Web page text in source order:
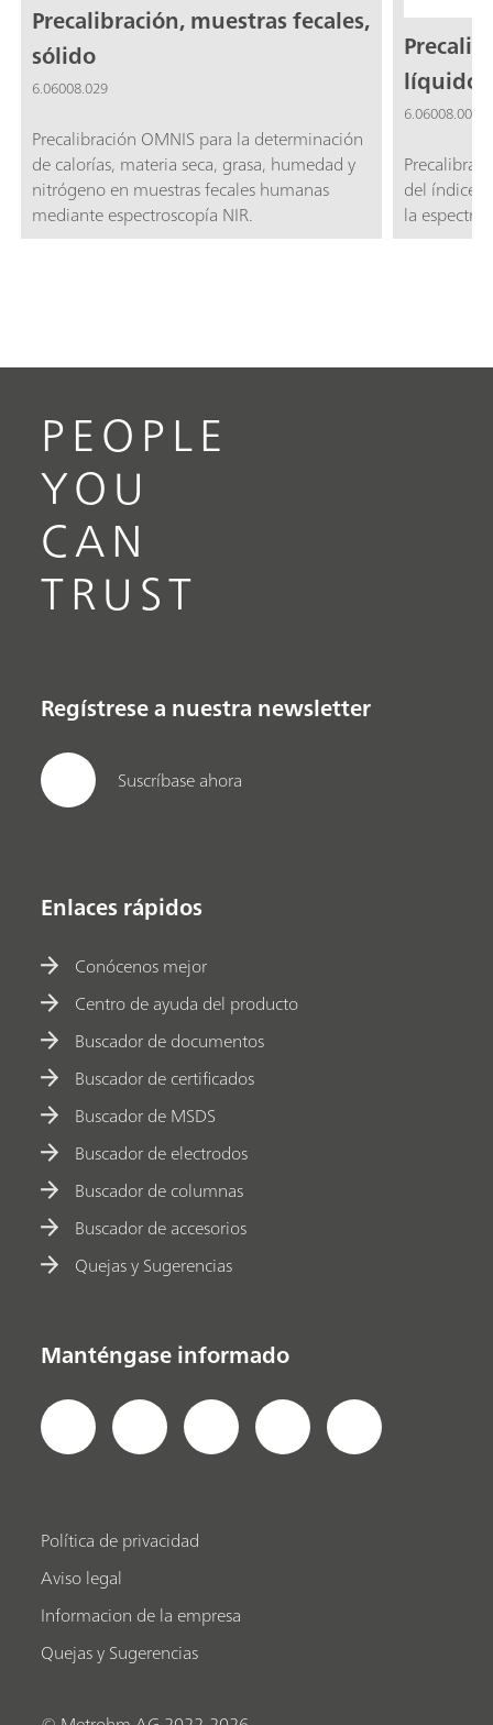
Precalibración, muestras fecales,
sólido
6.06008.029
Precalibración OMNIS para la determinación
de calorías, materia seca, grasa, humedad y
nitrógeno en muestras fecales humanas
mediante espectroscopía NIR.
líquido
6.06008.005
del índice
la
PEOPLE
YOU
CAN
TRUST
Regístrese a nuestra newsletter
Suscríbase ahora
Enlaces rápidos
Conócenos mejor
Centro de ayuda del producto
Buscador de documentos
Buscador de certificados
Buscador de MSDS
Buscador de electrodos
Buscador de columnas
Buscador de accesorios
Quejas y Sugerencias
Manténgase informado
Política de privacidad
Aviso legal
Informacion de la empresa
Quejas y Sugerencias